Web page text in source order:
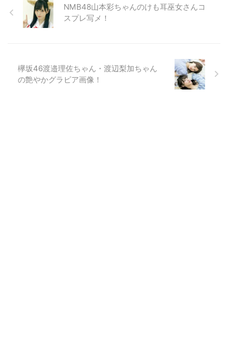
NMB48山本彩ちゃんのけも耳巫女さんコ
スプレ写メ！
欅坂46渡邉理佐ちゃん・渡辺梨加ちゃん
の艶やかグラビア画像！